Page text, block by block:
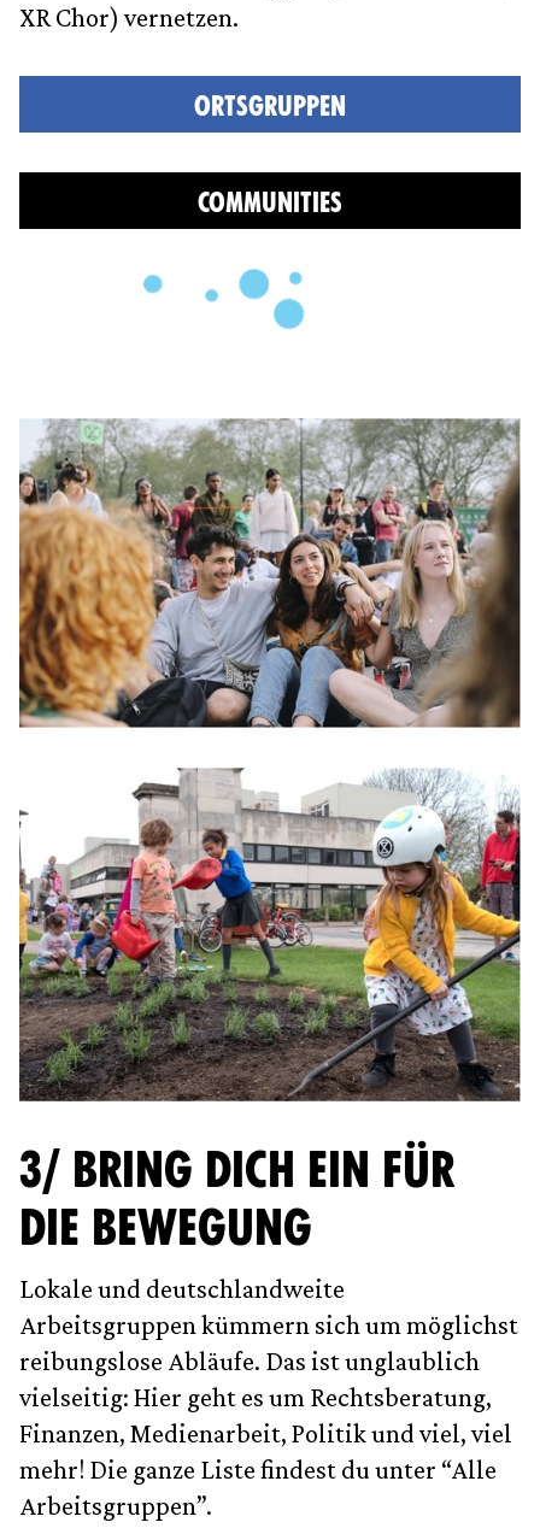
XR Chor) vernetzen.
ORTSGRUPPEN
COMMUNITIES
3/ BRING DICH EIN FÜR
DIE BEWEGUNG
Lokale und deutschlandweite
Arbeitsgruppen kümmern sich um möglichst
reibungslose Abläufe. Das ist unglaublich
vielseitig: Hier geht es um Rechtsberatung,
Finanzen, Medienarbeit, Politik und viel, viel
mehr! Die ganze Liste findest du unter “Alle
Arbeitsgruppen”.